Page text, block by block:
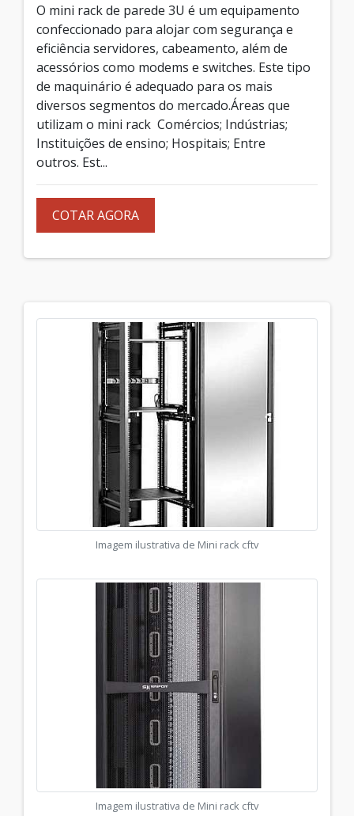
O mini rack de parede 3U é um equipamento
confeccionado para alojar com segurança e
eficiência servidores, cabeamento, além de
acessórios como modems e switches. Este tipo
de maquinário é adequado para os mais
diversos segmentos do mercado.Áreas que
utilizam o mini rack Comércios; Indústrias;
Instituições de ensino; Hospitais; Entre
outros. Est...
COTAR AGORA
Imagem ilustrativa de Mini rack cftv
Imagem ilustrativa de Mini rack cftv